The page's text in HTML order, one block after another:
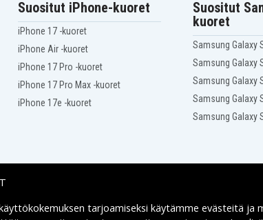
Suositut iPhone-kuoret
iPhone 17 -kuoret
iPhone Air -kuoret
iPhone 17 Pro -kuoret
iPhone 17 Pro Max -kuoret
iPhone 17e -kuoret
Suositut
kuoret
Samsung Galaxy
Samsung Galaxy
Samsung Galaxy
Samsung Galaxy
Samsung Galaxy
Toimitusvaihtoehdottarjoamiseksi käytämme evästeitä ja